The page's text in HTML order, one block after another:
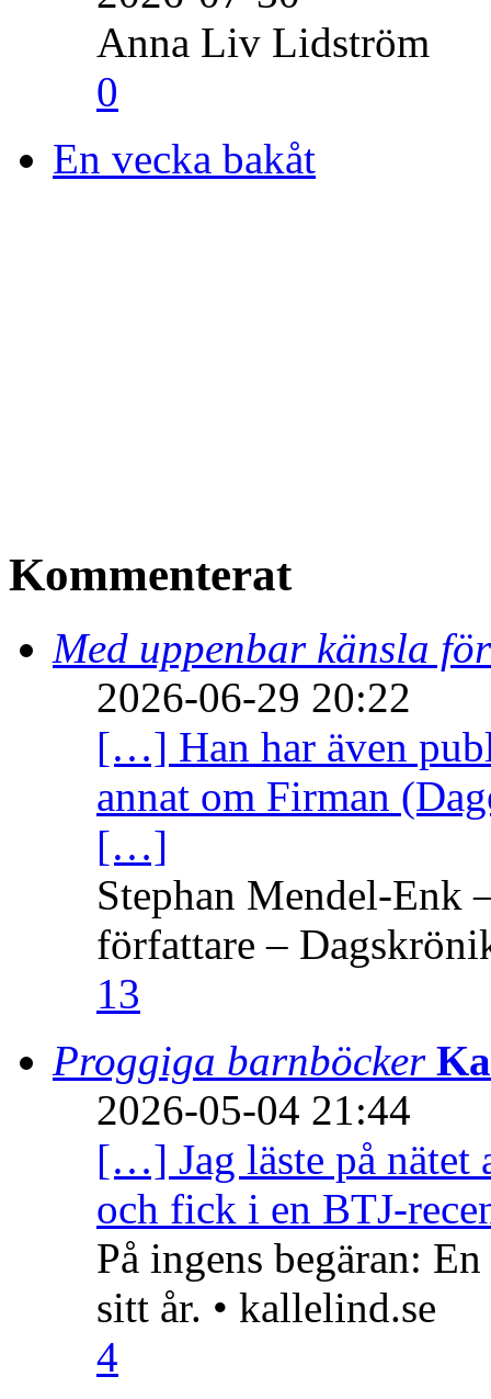
Anna Liv Lidström
0
En vecka bakåt
Kommenterat
Med uppenbar känsla
2026-06-29 20:22
[…] Han har även
annat om Firman
[…]
Stephan Mendel-Enk
författare –
13
Proggiga barnböcker
2026-05-04 21:44
[…] Jag läste på nätet
och fick i en BTJ-
På ingens begäran:
sitt år. • kallelind.se
4